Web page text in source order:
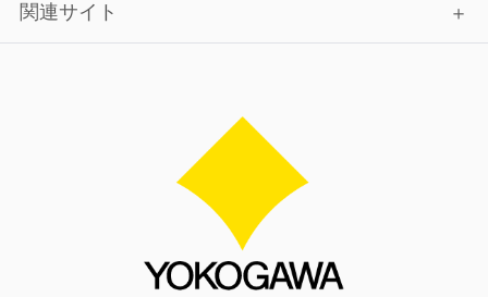
関連サイト